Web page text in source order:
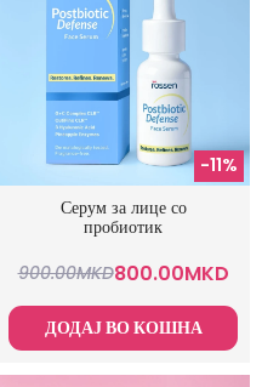
-11%
Серум за лице со
пробиотик
900.00MKD800.00MKD
ДОДАЈ ВО КОШНА